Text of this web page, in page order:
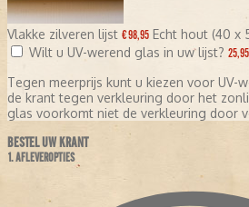
Vlakke zilveren lijst € 98,95 Echt hout (40 x
Wilt u UV-werend glas in uw lijst? 25,95
Tegen meerprijs kunt u kiezen voor UV-
de krant tegen verkleuring door het
glas voorkomt niet de verkleuring door
BESTEL UW KRANT
1. AFLEVEROPTIES